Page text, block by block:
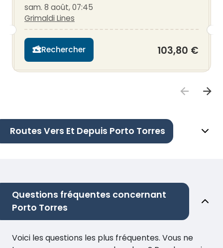
sam. 8 août, 07:45
Grimaldi Lines
Rechercher 103,80 €
Routes Vers Et Depuis Porto Torres
Questions fréquentes concernant
Porto Torres
Voici les questions les plus fréquentes. Vous ne